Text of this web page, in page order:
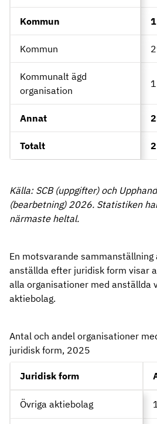
Kommun
Kommun
Kommunalt ägd
organisation
Annat
Totalt
Källa: SCB (uppgifter) och
(bearbetning) 2026. Statistiken
närmaste heltal.
En motsvarande
anställda efter juridisk form visar
alla organisationer med anställda
aktiebolag.
Antal och andel organisationer
juridisk form, 2025
Juridisk form
Övriga aktiebolag